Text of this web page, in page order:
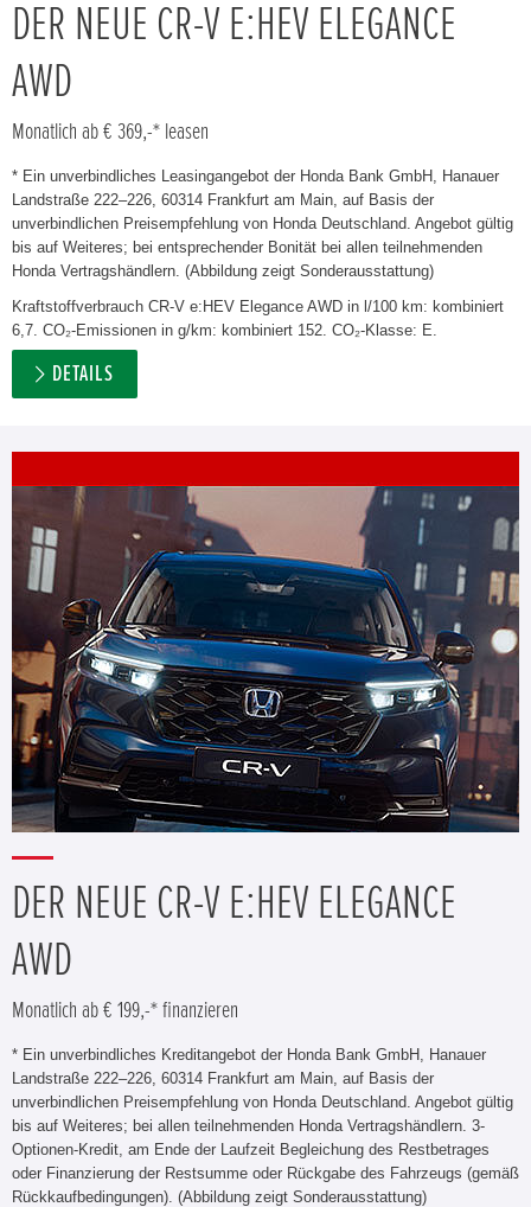
DER NEUE CR-V E:HEV ELEGANCE
AWD
Monatlich ab € 369,-* leasen
* Ein unverbindliches Leasingangebot der Honda Bank GmbH, Hanauer
Landstraße 222–226, 60314 Frankfurt am Main, auf Basis der
unverbindlichen Preisempfehlung von Honda Deutschland. Angebot gültig
bis auf Weiteres; bei entsprechender Bonität bei allen teilnehmenden
Honda Vertragshändlern. (Abbildung zeigt Sonderausstattung)
Kraftstoffverbrauch CR-V e:HEV Elegance AWD in l/100 km: kombiniert
6,7. CO₂-Emissionen in g/km: kombiniert 152. CO₂-Klasse: E.
DETAILS
DER NEUE CR-V E:HEV ELEGANCE
AWD
Monatlich ab € 199,-* finanzieren
* Ein unverbindliches Kreditangebot der Honda Bank GmbH, Hanauer
Landstraße 222–226, 60314 Frankfurt am Main, auf Basis der
unverbindlichen Preisempfehlung von Honda Deutschland. Angebot gültig
bis auf Weiteres; bei allen teilnehmenden Honda Vertragshändlern. 3-
Optionen-Kredit, am Ende der Laufzeit Begleichung des Restbetrages
oder Finanzierung der Restsumme oder Rückgabe des Fahrzeugs (gemäß
Rückkaufbedingungen). (Abbildung zeigt Sonderausstattung)